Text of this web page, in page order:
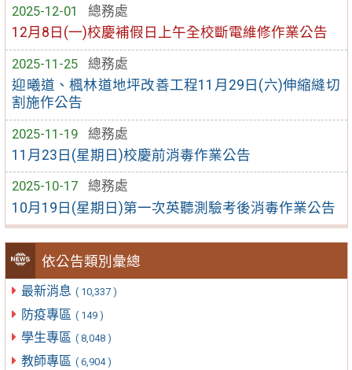
2025-12-01
總務處
12月8日(一)校慶補假日上午全校斷電維修作業公告
2025-11-25
總務處
迎曦道、楓林道地坪改善工程11月29日(六)伸縮縫切
割施作公告
2025-11-19
總務處
11月23日(星期日)校慶前消毒作業公告
2025-10-17
總務處
10月19日(星期日)第一次英聽測驗考後消毒作業公告
依公告類別彙總
最新消息 ( 10,337 )
防疫專區 ( 149 )
學生專區 ( 8,048 )
教師專區 ( 6,904 )